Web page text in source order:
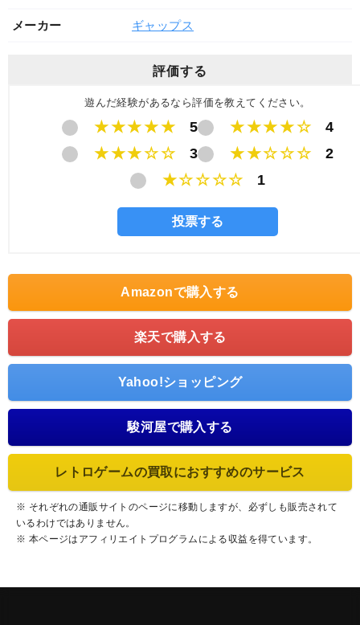
メーカー ギャップス
評価する
遊んだ経験があるなら評価を教えてください。
★★★★★ 5 ★★★★☆
4
★★★☆☆
3 ★★☆☆☆
2
★☆☆☆☆
1
Amazonで購入する
楽天で購入する
Yahoo!ショッピング
駿河屋で購入する
レトロゲームの買取におすすめのサービス
※ それぞれの通販サイトのページに移動しますが、必ずしも販売されて
いるわけではありません。
※ 本ページはアフィリエイトプログラムによる収益を得ています。